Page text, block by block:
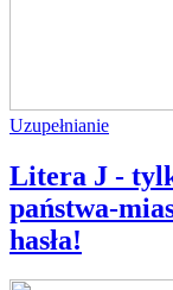
Uzupełnianie
Litera J -
państwa-
hasła!